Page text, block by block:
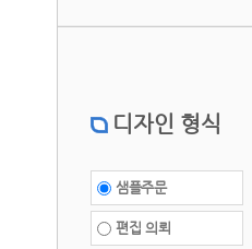
디자인 형식
샘플주문
편집 의뢰